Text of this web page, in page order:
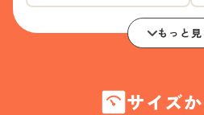
もっと見
サイズ